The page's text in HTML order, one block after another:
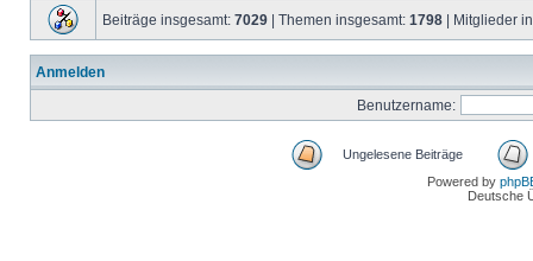
Beiträge insgesamt: 7029 | Themen insgesamt: 1798 | Mitglieder
Anmelden
Benutzername:
Ungelesene Beiträge
Powered by
Deutsche